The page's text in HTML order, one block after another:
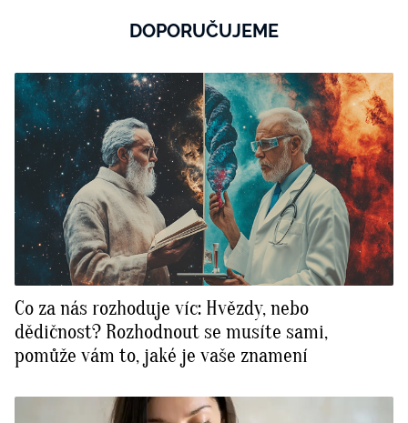
DOPORUČUJEME
Co za nás rozhoduje víc: Hvězdy, nebo
dědičnost? Rozhodnout se musíte sami,
pomůže vám to, jaké je vaše znamení